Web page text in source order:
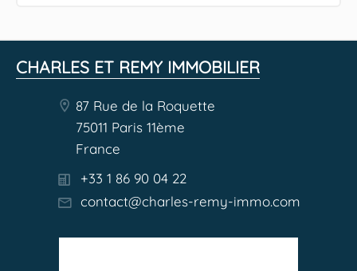
CHARLES ET REMY IMMOBILIER
87 Rue de la Roquette
75011 Paris 11ème
France
+33 1 86 90 04 22
contact@charles-remy-immo.com